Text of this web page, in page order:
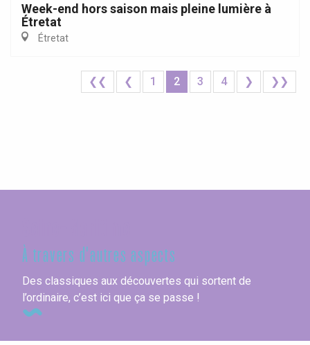
Week-end hors saison mais pleine lumière à
Étretat
Étretat
❮❮ ❮ 1 2 3 4 ❯ ❯❯
À travers d'autres aspects
Des classiques aux découvertes qui sortent de
l’ordinaire, c’est ici que ça se passe !